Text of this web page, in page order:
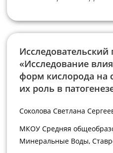
Исследовательский
«Исследование
форм кислорода на
их роль в
Соколова Светлана
МКОУ Средняя
Минеральные Воды,